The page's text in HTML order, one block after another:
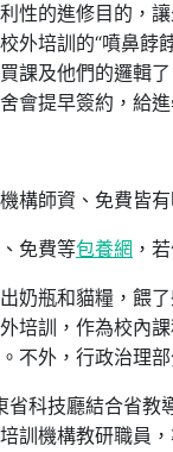
性的進修目的，
外培訓的“噴鼻餑
課及他們的邏輯
會提早簽約，給進
構師資、免費皆有
免費等包養網 ，
奶瓶和貓糧，餵了
培訓，作為校內
不外，行政治理
科技廳結合省教
訓機構教研職員